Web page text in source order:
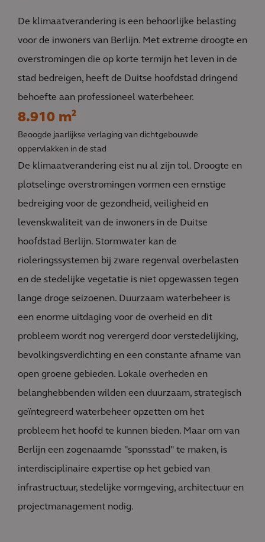
De klimaatverandering is een behoorlijke belasting
voor de inwoners van Berlijn. Met extreme droogte en
overstromingen die op korte termijn het leven in de
stad bedreigen, heeft de Duitse hoofdstad dringend
behoefte aan professioneel waterbeheer.
8.910 m²
Beoogde jaarlijkse verlaging van dichtgebouwde
oppervlakken in de stad
De klimaatverandering eist nu al zijn tol. Droogte en
plotselinge overstromingen vormen een ernstige
bedreiging voor de gezondheid, veiligheid en
levenskwaliteit van de inwoners in de Duitse
hoofdstad Berlijn. Stormwater kan de
rioleringssystemen bij zware regenval overbelasten
en de stedelijke vegetatie is niet opgewassen tegen
lange droge seizoenen. Duurzaam waterbeheer is
een enorme uitdaging voor de overheid en dit
probleem wordt nog verergerd door verstedelijking,
bevolkingsverdichting en een constante afname van
open groene gebieden. Lokale overheden en
belanghebbenden wilden een duurzaam, strategisch
geïntegreerd waterbeheer opzetten om het
probleem het hoofd te kunnen bieden. Maar om van
Berlijn een zogenaamde "sponsstad" te maken, is
interdisciplinaire expertise op het gebied van
infrastructuur, stedelijke vormgeving, architectuur en
projectmanagement nodig.